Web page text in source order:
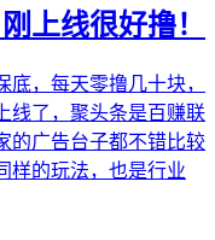
上线很好撸！
，每天零撸几十块，
线了，聚头条是百赚联
的广告台子都不错比较
样的玩法，也是行业